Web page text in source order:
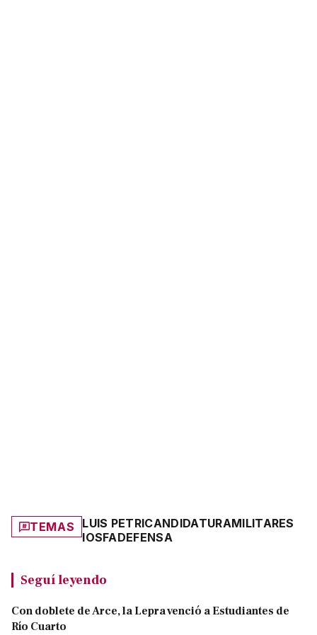
TEMAS LUIS PETRICANDIDATURAMILITARES
IOSFADEFENSA
Seguí leyendo
Con doblete de Arce, la Lepra venció a Estudiantes de
Río Cuarto